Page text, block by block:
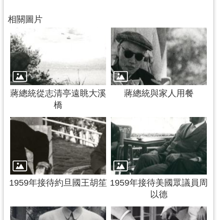
相關圖片
蔣總統從志清亭遠眺大溪
橋
蔣總統與家人用餐
1959年接待約旦國王胡笙 1959年接待美國眾議員周
以德